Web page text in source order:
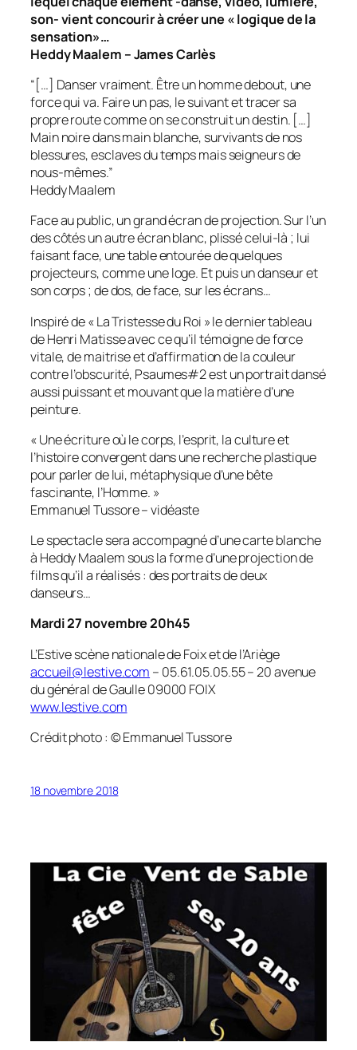
son- vient concourir à créer une « logique de la
sensation»…
Heddy Maalem – James Carlès
“[…] Danser vraiment. Être un homme debout, une
force qui va. Faire un pas, le suivant et tracer sa
propre route comme on se construit un destin. […]
Main noire dans main blanche, survivants de nos
blessures, esclaves du temps mais seigneurs de
nous-mêmes.”
Heddy Maalem
Face au public, un grand écran de projection. Sur l’un
des côtés un autre écran blanc, plissé celui-là ; lui
faisant face, une table entourée de quelques
projecteurs, comme une loge. Et puis un danseur et
son corps ; de dos, de face, sur les écrans…
Inspiré de « La Tristesse du Roi » le dernier tableau
de Henri Matisse avec ce qu’il témoigne de force
vitale, de maitrise et d’affirmation de la couleur
contre l’obscurité, Psaumes#2est un portrait dansé
aussi puissant et mouvant que la matière d’une
peinture.
« Une écriture où le corps, l’esprit, la culture et
l’histoire convergent dans une recherche plastique
pour parler de lui, métaphysique d’une bête
fascinante, l’Homme. »
Emmanuel Tussore – vidéaste
Le spectacle sera accompagné d’une carte blanche
à Heddy Maalem sous la forme d’une projection de
films qu’il a réalisés : des portraits de deux
danseurs…
Mardi 27 novembre 20h45
L’Estive scène nationale de Foix et de l’Ariège
accueil@lestive.com – 05.61.05.05.55 – 20 avenue
du général de Gaulle 09000 FOIX
www.lestive.com
Crédit photo : © Emmanuel Tussore
18 novembre 2018